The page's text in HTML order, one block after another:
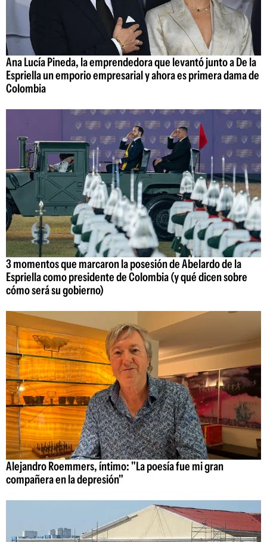
Ana Lucía Pineda, la emprendedora que levantó junto a De la
Espriella un emporio empresarial y ahora es primera dama de
Colombia
3 momentos que marcaron la posesión de Abelardo de la
Espriella como presidente de Colombia (y qué dicen sobre
cómo será su gobierno)
Alejandro Roemmers, íntimo: "La poesía fue mi gran
compañera en la depresión"